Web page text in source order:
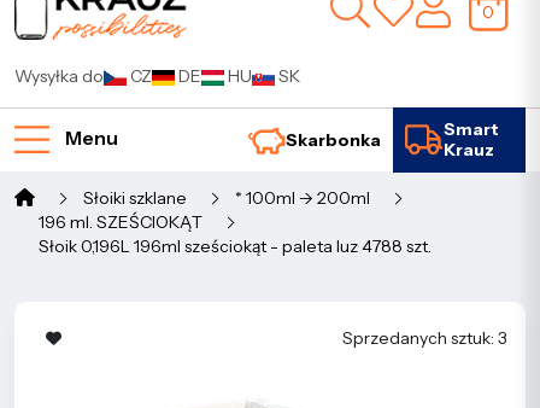
0
Wysyłka do CZ DE HU SK
Menu Skarbonka
Smart
Krauz
Słoiki szklane
* 100ml -> 200ml
196 ml. SZEŚCIOKĄT
Słoik 0,196L 196ml sześciokąt - paleta luz 4788 szt.
Sprzedanych sztuk: 3